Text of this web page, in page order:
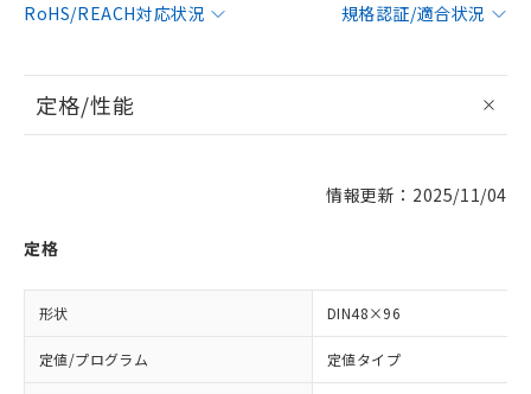
RoHS/REACH対応状況
規格認証/適合状況
定格/性能
情報更新：2025/11/04
定格
形状 DIN48×96
定値/プログラム 定値タイプ